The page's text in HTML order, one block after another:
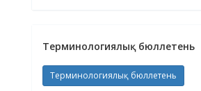
Терминологиялық бюллетень
Терминологиялық бюллетень